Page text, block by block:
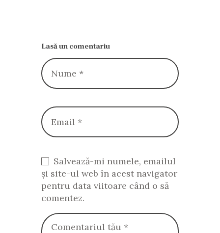
Lasă un comentariu
Salvează-mi numele, emailul
și site-ul web în acest navigator
pentru data viitoare când o să
comentez.